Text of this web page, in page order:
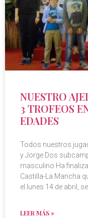
NUESTRO
3 TROFEOS
EDADES
Todos nuestros
y Jorge Dos
masculino Ha
Castilla-La Mancha
el lunes 14 de abril,
LEER MÁS »